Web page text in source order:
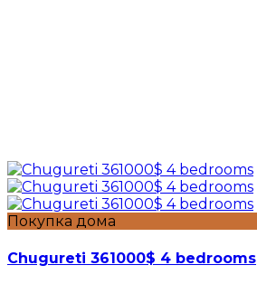
Покупка дома
Chugureti 361000$ 4 bedrooms